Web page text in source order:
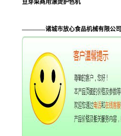
豆芽菜商用漂烫护色机
————诸城市放心食品机械有限公司